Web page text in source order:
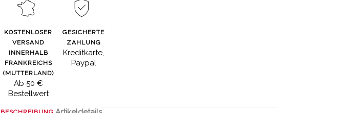
KOSTENLOSER
VERSAND
INNERHALB
FRANKREICHS
(MUTTERLAND)
Ab 50 €
Bestellwert
GESICHERTE
ZAHLUNG
Kreditkarte,
Paypal